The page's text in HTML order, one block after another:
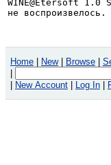
WINE@Etersoft
не воспроизвелось.
Home New Browse
New Account Log In